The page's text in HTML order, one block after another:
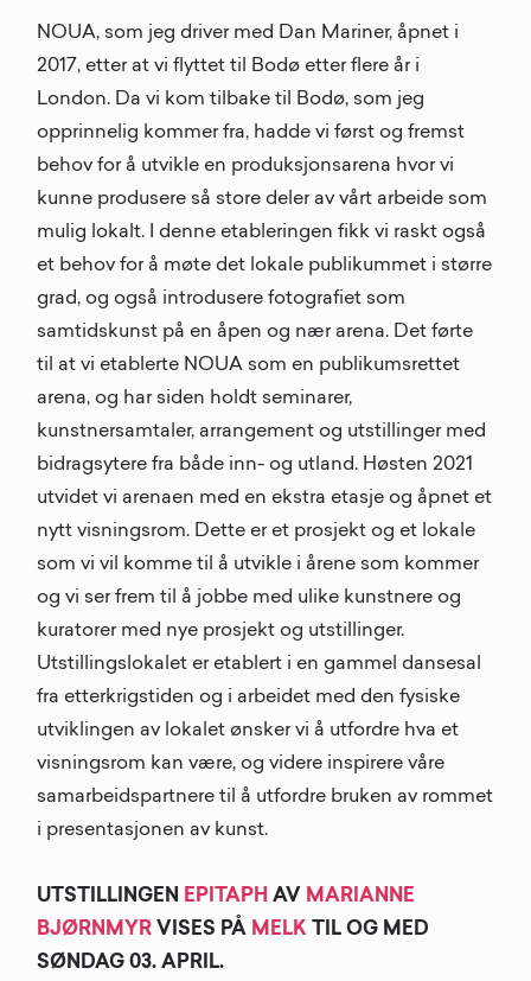
NOUA, som jeg driver med Dan Mariner, åpnet i
2017, etter at vi flyttet til Bodø etter flere år i
London. Da vi kom tilbake til Bodø, som jeg
opprinnelig kommer fra, hadde vi først og fremst
behov for å utvikle en produksjonsarena hvor vi
kunne produsere så store deler av vårt arbeide som
mulig lokalt. I denne etableringen fikk vi raskt også
et behov for å møte det lokale publikummet i større
grad, og også introdusere fotografiet som
samtidskunst på en åpen og nær arena. Det førte
til at vi etablerte NOUA som en publikumsrettet
arena, og har siden holdt seminarer,
kunstnersamtaler, arrangement og utstillinger med
bidragsytere fra både inn- og utland. Høsten 2021
utvidet vi arenaen med en ekstra etasje og åpnet et
nytt visningsrom. Dette er et prosjekt og et lokale
som vi vil komme til å utvikle i årene som kommer
og vi ser frem til å jobbe med ulike kunstnere og
kuratorer med nye prosjekt og utstillinger.
Utstillingslokalet er etablert i en gammel dansesal
fra etterkrigstiden og i arbeidet med den fysiske
utviklingen av lokalet ønsker vi å utfordre hva et
visningsrom kan være, og videre inspirere våre
samarbeidspartnere til å utfordre bruken av rommet
i presentasjonen av kunst.
UTSTILLINGEN EPITAPH AV MARIANNE
BJØRNMYR VISES PÅ MELK TIL OG MED
SØNDAG 03. APRIL.